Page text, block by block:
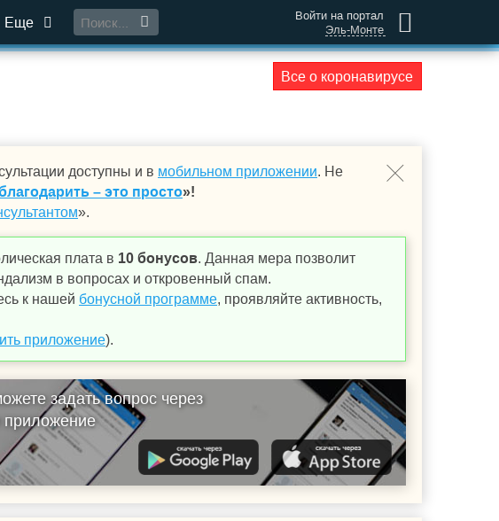
Еще
Войти на портал
Эль-Монте
Все о коронавирусе
доступны и в мобильном приложении. Не
– это просто»!
».
плата в 10 бонусов. Данная мера позволит
в вопросах и откровенный спам.
к нашей бонусной программе, проявляйте активность,
приложение).
задать вопрос через
приложение